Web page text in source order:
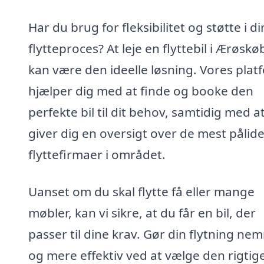
Har du brug for fleksibilitet og støtte i
flytteproces? At leje en flyttebil i
kan være den ideelle løsning. Vores
hjælper dig med at finde og booke den
perfekte bil til dit behov, samtidig med
giver dig en oversigt over de mest
flyttefirmaer i området.
Uanset om du skal flytte få eller mange
møbler, kan vi sikre, at du får en bil, der
passer til dine krav. Gør din flytning
og mere effektiv ved at vælge den